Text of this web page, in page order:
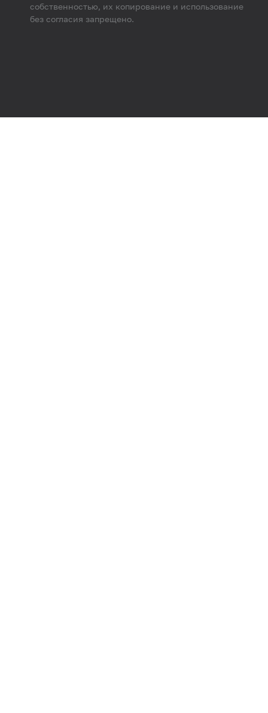
собственностью, их копирование и использование
без согласия запрещено.